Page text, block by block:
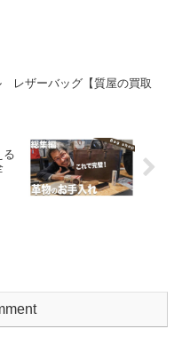
レザーバッグ【質屋の買取
る